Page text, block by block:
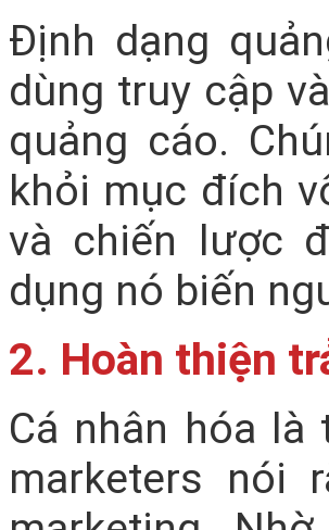
Định dạng
dùng truy cập
quảng cáo.
khỏi mục đích
và chiến lược
dụng nó biến
2. Hoàn thiện
Cá nhân hóa
marketers nói